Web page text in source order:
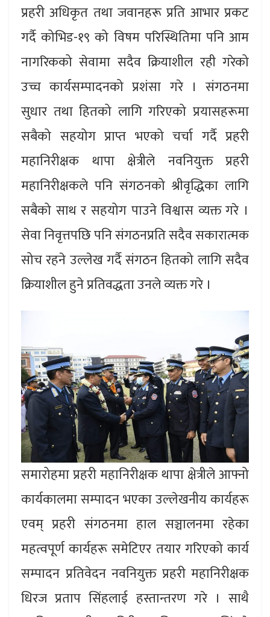
प्रहरी अधिकृत तथा जवानहरू प्रति आभार प्रकट
गर्दै कोभिड-१९ को विषम परिस्थितिमा पनि आम
नागरिकको सेवामा सदैव क्रियाशील रही गरेको
उच्च कार्यसम्पादनको प्रशंसा गरे । संगठनमा
सुधार तथा हितको लागि गरिएको प्रयासहरूमा
सबैको सहयोग प्राप्त भएको चर्चा गर्दै प्रहरी
महानिरीक्षक थापा क्षेत्रीले नवनियुक्त प्रहरी
महानिरीक्षकले पनि संगठनको श्रीवृद्धिका लागि
सबैको साथ र सहयोग पाउने विश्वास व्यक्त गरे ।
सेवा निवृत्तपछि पनि संगठनप्रति सदैव सकारात्मक
सोच रहने उल्लेख गर्दै संगठन हितको लागि सदैव
क्रियाशील हुने प्रतिवद्धता उनले व्यक्त गरे ।
समारोहमा प्रहरी महानिरीक्षक थापा क्षेत्रीले आफ्नो
कार्यकालमा सम्पादन भएका उल्लेखनीय कार्यहरू
एवम् प्रहरी संगठनमा हाल सञ्चालनमा रहेका
महत्वपूर्ण कार्यहरू समेटिएर तयार गरिएको कार्य
सम्पादन प्रतिवेदन नवनियुक्त प्रहरी महानिरीक्षक
धिरज प्रताप सिंहलाई हस्तान्तरण गरे । साथै